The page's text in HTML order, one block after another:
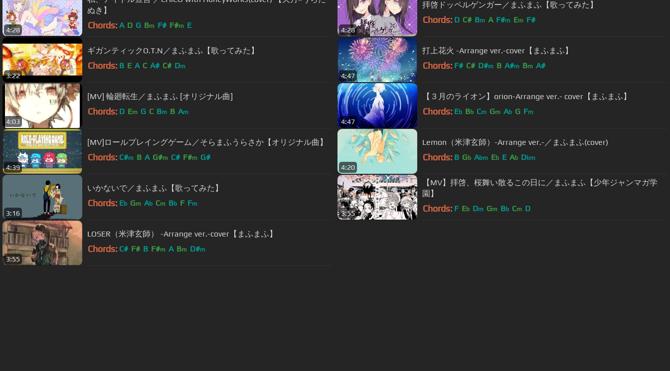
4:28
ぬき】
Chords: A D G Bm F# F#m E
4:28
拝啓ドッペルゲンガー／まふまふ【歌ってみた】
Chords: D C# Bm A F#m Em F#
3:22
ギガンティックO.T.N／まふまふ【歌ってみた】
Chords: B E A C A# C# Dm
4:47
打上花火 -Arrange ver.-cover【まふまふ】
Chords: F# C# D#m B A#m Bm A#
4:03
[MV] 輪廻転生／まふまふ [オリジナル曲]
Chords: D Em G C Bm B Am
4:47
【３月のライオン】orion-Arrange ver.- cover【まふまふ】
Chords: Eb Bb Cm Gm Ab G Fm
4:39
[MV]ロールプレイングゲーム／そらまふうらさか【オリジナル曲】
Chords: C#m B A G#m C# F#m G#
4:20
Lemon（米津玄師）-Arrange ver.-／まふまふ(cover)
Chords: B Gb Abm Eb E Ab Dbm
3:16
いかないで／まふまふ【歌ってみた】
Chords: Eb Gm Ab Cm Bb F Fm
3:55
【MV】拝啓、桜舞い散るこの日に／まふまふ【少年ジャンマガ学
園】
Chords: F Eb Dm Gm Bb Cm D
3:55
LOSER（米津玄師） -Arrange ver.-cover【まふまふ】
Chords: C# F# B F#m A Bm D#m